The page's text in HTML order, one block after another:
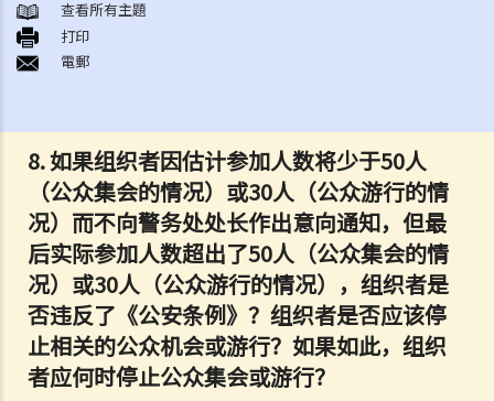
8. 如果组织者因估计参加人数将少于50人
（公众集会的情况）或30人（公众游行的情
况）而不向警务处处长作出意向通知，但最
后实际参加人数超出了50人（公众集会的情
况）或30人（公众游行的情况），组织者是
否违反了《公安条例》？组织者是否应该停
止相关的公众机会或游行？如果如此，组织
者应何时停止公众集会或游行？
A. 本质、程度及限制
B. 政府的确切责任
《公安条例》（第245章）
B. 公众集会及游行的规管
1. 公众集会的通知
2. 公众游行的通知
3. 警务处处长禁止或反对举行已作出通知的公众集会或游行的权力
4. 施加条件的权力
5. 上诉机制
6. 警务处处长在控制公众聚集上的一般权力
7. 警方在聚会、示威及集会中的权力
C. 问题与解答
查看所有主題
打印
電郵